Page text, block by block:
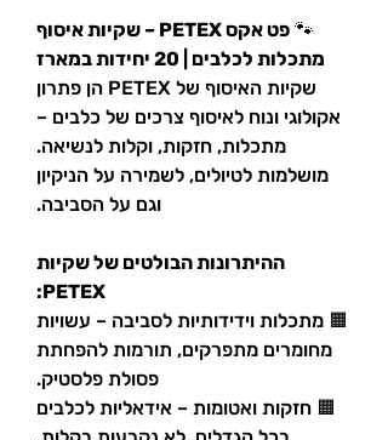
🐾
פט אקס PETEX – שקיות איסוף
מתכלות לכלבים | 20 יחידות במארז
שקיות האיסוף של PETEX הן פתרון
אקולוגי ונוח לאיסוף צרכים של כלבים –
מתכלות, חזקות, וקלות לנשיאה.
מושלמות לטיולים, לשמירה על הניקיון
וגם על הסביבה.
ההיתרונות הבולטים של שקיות
PETEX:
🟧 מתכלות וידידותיות לסביבה – עשויות
מחומרים מתפרקים, תורמות להפחתת
פסולת פלסטיק.
🟧 חזקות ואטומות – אידאליות לכלבים